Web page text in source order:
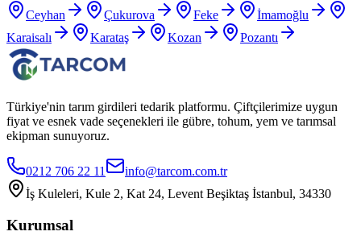
Ceyhan Çukurova Feke
İmamoğlu
Karaisalı
Karataş Kozan Pozantı
Türkiye'nin tarım girdileri tedarik platformu. Çiftçilerimize uygun
fiyat ve esnek vade seçenekleri ile gübre, tohum, yem ve tarımsal
ekipman sunuyoruz.
0212 706 22 11
info@tarcom.com.tr
İş Kuleleri, Kule 2, Kat 24, Levent Beşiktaş İstanbul, 34330
Kurumsal